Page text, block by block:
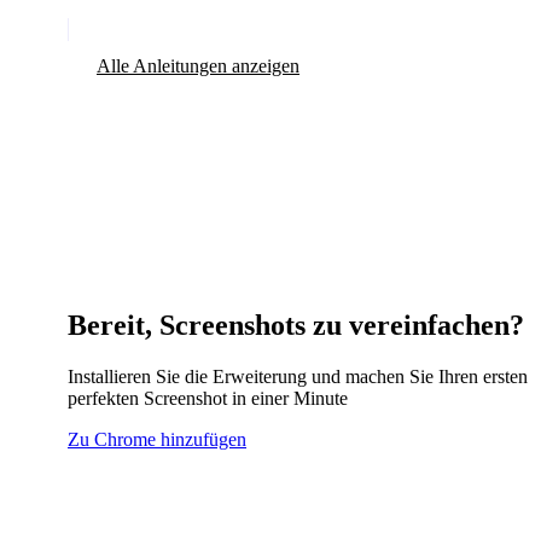
Alle Anleitungen anzeigen
Bereit, Screenshots zu vereinfachen?
Installieren Sie die Erweiterung und machen Sie Ihren ersten
perfekten Screenshot in einer Minute
Zu Chrome hinzufügen